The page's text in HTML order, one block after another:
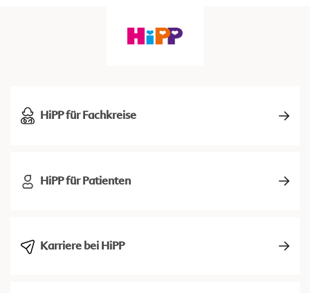
HiPP für Fachkreise
HiPP für Patienten
Karriere bei HiPP